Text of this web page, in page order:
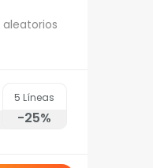
5 Líneas
-25%